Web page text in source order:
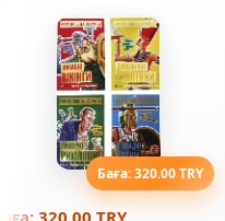
Баға: 320.00 TRY
320.00 TRY